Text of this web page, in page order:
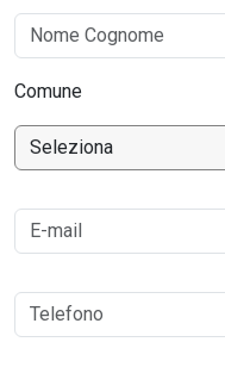
Comune